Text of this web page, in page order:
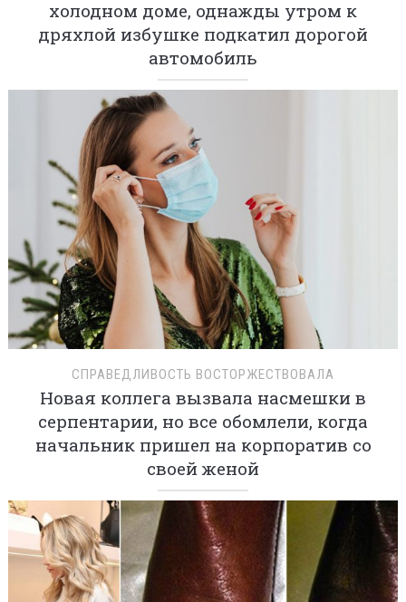
холодном доме, однажды утром к
дряхлой избушке подкатил дорогой
автомобиль
СПРАВЕДЛИВОСТЬ ВОСТОРЖЕСТВОВАЛА
Новая коллега вызвала насмешки в
серпентарии, но все обомлели, когда
начальник пришел на корпоратив со
своей женой